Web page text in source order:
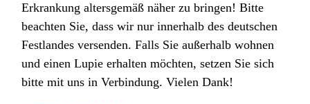
Erkrankung altersgemäß näher zu bringen! Bitte
beachten Sie, dass wir nur innerhalb des deutschen
Festlandes versenden. Falls Sie außerhalb wohnen
und einen Lupie erhalten möchten, setzen Sie sich
bitte mit uns in Verbindung. Vielen Dank!